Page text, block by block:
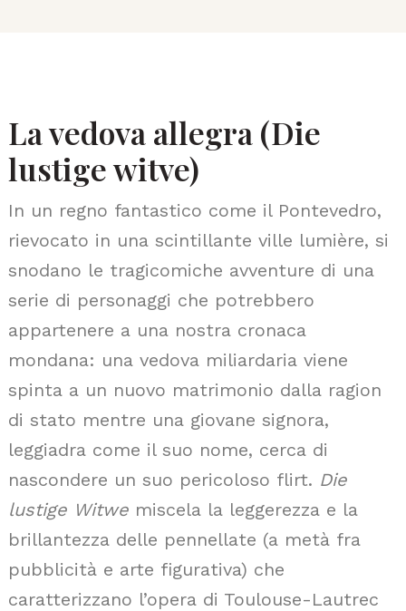
La vedova allegra (Die
lustige witve)
In un regno fantastico come il Pontevedro,
rievocato in una scintillante ville lumière, si
snodano le tragicomiche avventure di una
serie di personaggi che potrebbero
appartenere a una nostra cronaca
mondana: una vedova miliardaria viene
spinta a un nuovo matrimonio dalla ragion
di stato mentre una giovane signora,
leggiadra come il suo nome, cerca di
nascondere un suo pericoloso flirt. Die
lustige Witwe miscela la leggerezza e la
brillantezza delle pennellate (a metà fra
pubblicità e arte figurativa) che
caratterizzano l’opera di Toulouse-Lautrec